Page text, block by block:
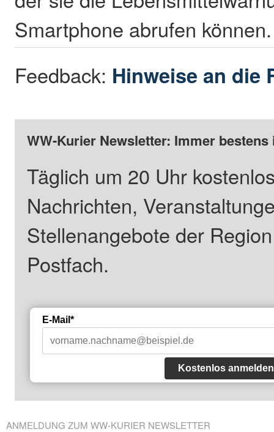
Smartphone abrufen
Feedback: Hinweise an die
WW-Kurier Newsletter: Immer
Täglich um 20 Uhr
Nachrichten,
Stellenangebote der
Postfach.
E-Mail*
Kostenlos anmelden
ANMELDUNG ZUM WW-KURIER NEWSLETTER